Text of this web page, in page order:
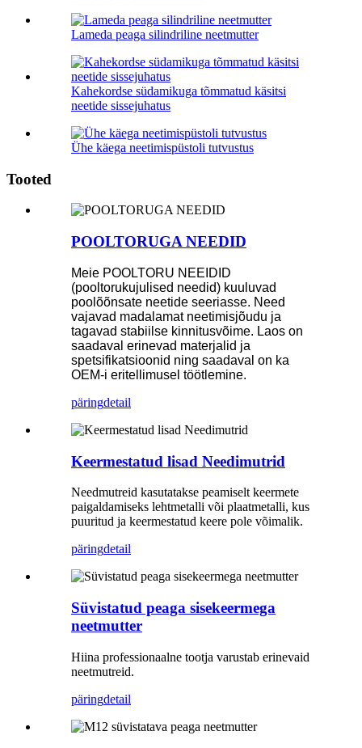
Lameda peaga silindriline neetmutter
Kahekordse südamikuga tõmmatud käsitsi
neetide sissejuhatus
Ühe käega neetimispüstoli tutvustus
Tooted
POOLTORUGA NEEDID
Meie POOLTORU NEEIDID
(pooltorukujulised needid) kuuluvad
poolõõnsate neetide seeriasse. Need
vajavad madalamat neetimisjõudu ja
tagavad stabiilse kinnitusvõime. Laos on
saadaval erinevad materjalid ja
spetsifikatsioonid ning saadaval on ka
OEM-i eritellimusel töötlemine.
päringdetail
Keermestatud lisad Needimutrid
Needmutreid kasutatakse peamiselt keermete
paigaldamiseks lehtmetalli või plaatmetalli, kus
puuritud ja keermestatud keere pole võimalik.
päringdetail
Süvistatud peaga sisekeermega
neetmutter
Hiina professionaalne tootja varustab erinevaid
neetmutreid.
päringdetail